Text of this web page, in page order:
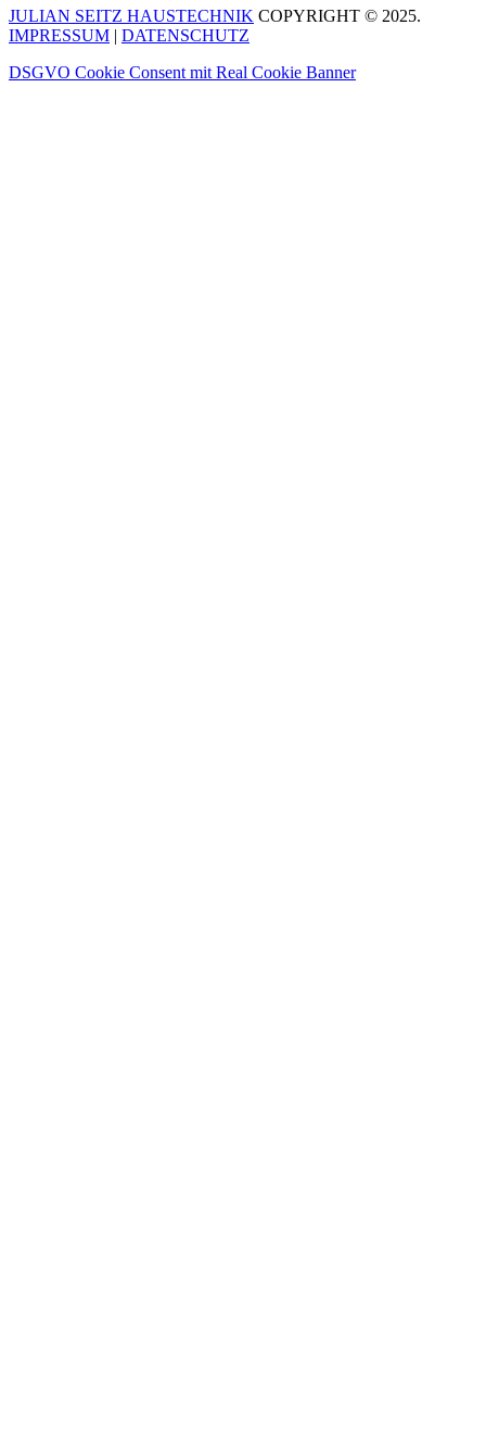
JULIAN SEITZ HAUSTECHNIK COPYRIGHT © 2025.
IMPRESSUM | DATENSCHUTZ
DSGVO Cookie Consent mit Real Cookie Banner